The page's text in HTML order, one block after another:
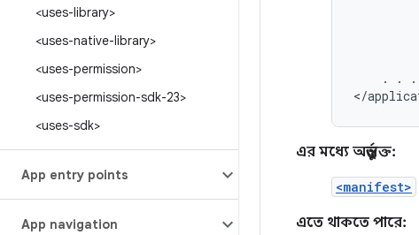
<uses-library>
<uses-native-library>
<uses-permission>
<uses-permission-sdk-23>
<uses-sdk>
App entry points
App navigation
.
.
.
</
এর মধ্যে অন্তর্ভুক্ত:
<manifest>
এতে থাকতে পারে: